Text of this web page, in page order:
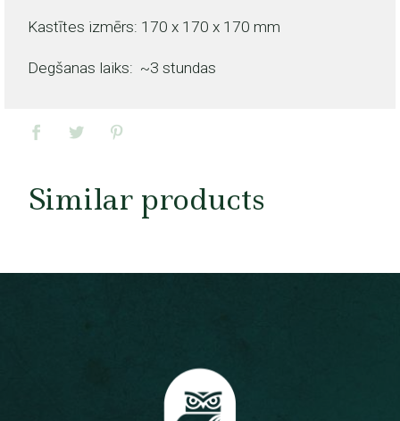
Kastītes izmērs: 170 x 170 x 170 mm
Degšanas laiks: ~3 stundas
Similar products